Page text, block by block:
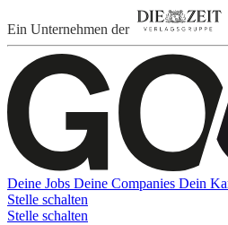
Ein Unternehmen der
Deine Jobs Deine Companies Dein
Stelle schalten
Stelle schalten